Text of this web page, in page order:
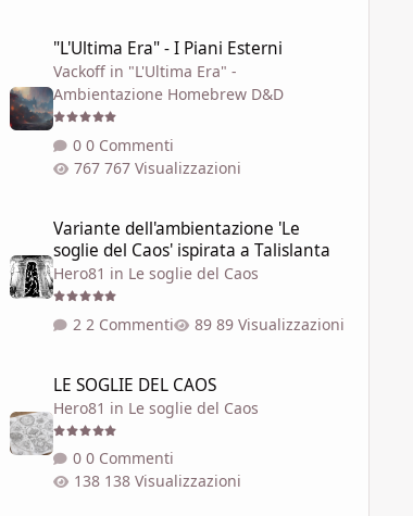
"L'Ultima Era" - I Piani Esterni
Vackoffin "L'Ultima Era" -
Ambientazione Homebrew D&D
0 Commenti
767 Visualizzazioni
Variante dell'ambientazione 'Le
soglie del Caos' ispirata a Talislanta
Hero81 in Le soglie del Caos
2 Commenti 89 Visualizzazioni
LE SOGLIE DEL CAOS
Hero81 in Le soglie del Caos
0 Commenti
138 Visualizzazioni